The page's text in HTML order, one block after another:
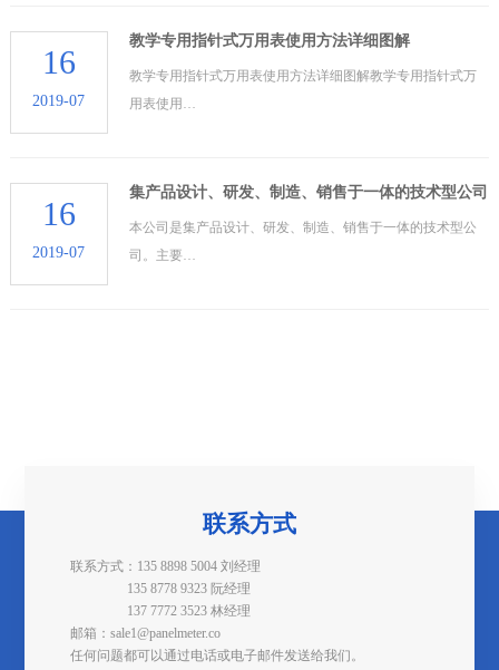
16
2019-07
教学专用指针式万用表使用方法详细图解
教学专用指针式万用表使用方法详细图解教学专用指针式万
用表使用…
16
2019-07
集产品设计、研发、制造、销售于一体的技术型公司
本公司是集产品设计、研发、制造、销售于一体的技术型公
司。主要…
联系方式
联系方式：135 8898 5004 刘经理
135 8778 9323 阮经理
137 7772 3523 林经理
邮箱：sale1@panelmeter.co
任何问题都可以通过电话或电子邮件发送给我们。